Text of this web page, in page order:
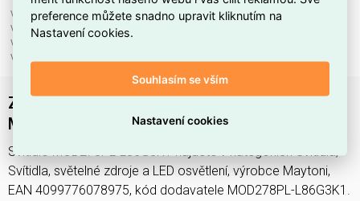
Včetně svět. zdroje:
ano
Vhodné pro počet svět. zdrojů:
Vhodné pro výkon světel. zdroje:
Výška/hloubka:
3100 mm
Závěsné svítidlo Radiance 3000K 80W
MOD278PL-L86G3K1 - MAYTONI
Svítidlo MOD278PL-L86G3K1 najdete v kategoriích Svítidla,
Svítidla, světelné zdroje a LED osvětlení, výrobce Maytoni,
EAN 4099776078975, kód dodavatele MOD278PL-L86G3K1.
preference můžete snadno upravit kliknutím na
Nastavení cookies.
Souhlasím se vším
Nastavení cookies